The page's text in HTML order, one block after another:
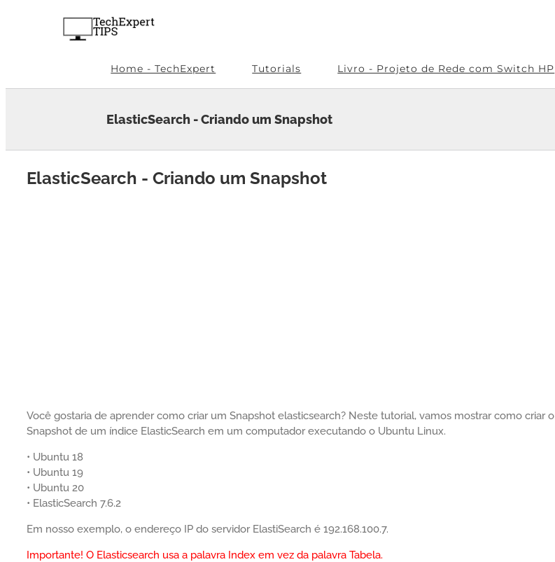
Home - TechExpert
Tutorials Livro - Projeto de Rede com Switch HP
ElasticSearch - Criando um Snapshot
ElasticSearch - Criando um Snapshot
Você gostaria de aprender como criar um Snapshot elasticsearch? Neste tutorial, vamos mostrar como criar o
Snapshot de um índice ElasticSearch em um computador executando o Ubuntu Linux.
• Ubuntu 18
• Ubuntu 19
• Ubuntu 20
• ElasticSearch 7.6.2
Em nosso exemplo, o endereço IP do servidor ElastiSearch é 192.168.100.7.
Importante! O Elasticsearch usa a palavra Index em vez da palavra Tabela.